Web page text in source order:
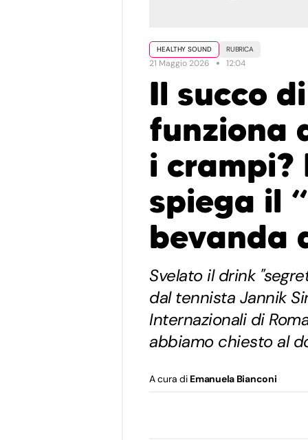
HEALTHY SOUND RUBRICA
21 Maggio 2026 12:04
Il succo
funziona
i crampi?
spiega il
bevanda
Svelato il drink
dal tennista Jannik
Internazionali di
abbiamo chiesto al
A cura di Emanuela Bianconi